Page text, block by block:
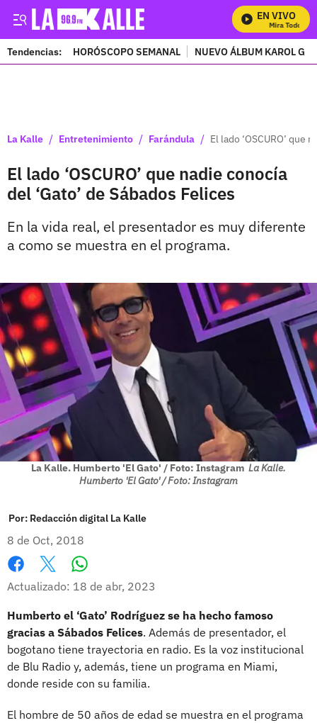
EN VIVO
Mira Todos
Tendencias: HORÓSCOPO SEMANAL NUEVO ÁLBUM KAROL G
La Kalle / Entretenimiento / Farándula / El lado ‘OSCURO’ que
El lado ‘OSCURO’ que nadie conocía
del ‘Gato’ de Sábados Felices
En la vida real, el presentador es muy diferente
a como se muestra en el programa.
La Kalle. Humberto 'El Gato' / Foto: Instagram La Kalle.
Humberto 'El Gato' / Foto: Instagram
Por: Redacción digital La Kalle
8 de Oct, 2018
Facebook
X
Actualizado: 18 de abr, 2023
Humberto el ‘Gato’ Rodríguez se ha hecho famoso
gracias a Sábados Felices. Además de presentador, el
bogotano tiene trayectoria en radio. Es la voz institucional
de Blu Radio y, además, tiene un programa en Miami,
donde reside con su familia.
El hombre de 50 años de edad se muestra en el programa